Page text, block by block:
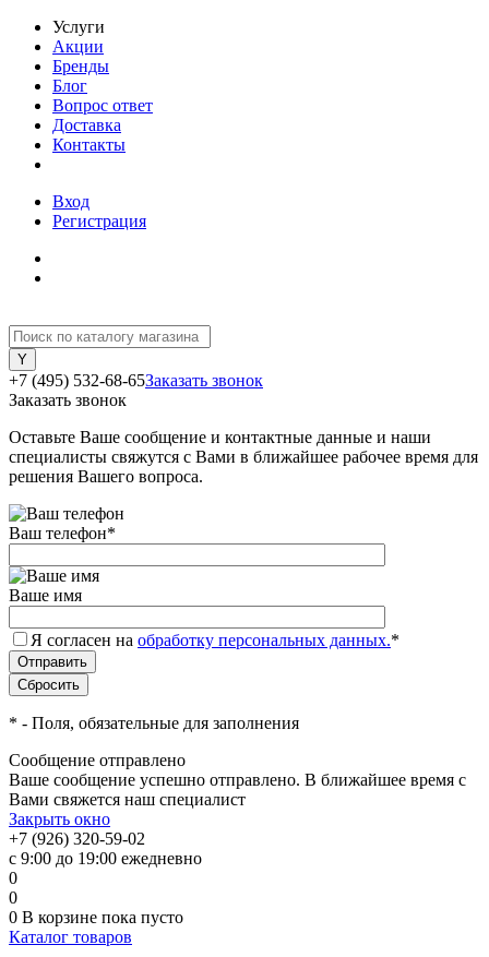
Услуги
Акции
Бренды
Блог
Вопрос ответ
Доставка
Контакты
Вход
Регистрация
+7 (495) 532-68-65Заказать звонок
Заказать звонок
Оставьте Ваше сообщение и контактные данные и наши
специалисты свяжутся с Вами в ближайшее рабочее время для
решения Вашего вопроса.
Ваш телефон*
Ваше имя
Я согласен на обработку персональных данных.*
* - Поля, обязательные для заполнения
Сообщение отправлено
Ваше сообщение успешно отправлено. В ближайшее время с
Вами свяжется наш специалист
Закрыть окно
+7 (926) 320-59-02
с 9:00 до 19:00 ежедневно
0
0
0 В корзине пока пусто
Каталог товаров